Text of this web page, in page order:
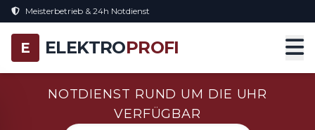
Meisterbetrieb & 24h Notdienst
E ELEKTROPROFI
NOTDIENST RUND UM DIE UHR
VERFÜGBAR